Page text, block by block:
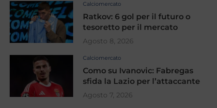
Calciomercato
Ratkov: 6 gol per il futuro o
tesoretto per il mercato
Agosto 8, 2026
Calciomercato
Como su Ivanovic: Fabregas
sfida la Lazio per l’attaccante
Agosto 7, 2026